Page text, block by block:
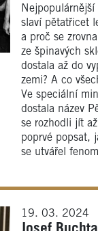
Nejpopulárnější
slaví pětatřicet
a proč se
ze špinavých
dostala až do
zemi? A co
Ve speciální
dostala název
se rozhodli jít
poprvé popsat,
se utvářel
19. 03. 2024